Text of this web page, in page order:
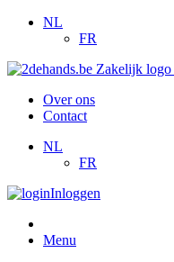
NL
FR
Over ons
Contact
NL
FR
Inloggen
Menu